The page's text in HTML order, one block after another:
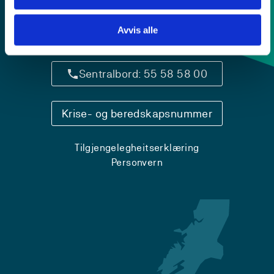
Avvis alle
Sentralbord: 55 58 58 00
Krise- og beredskapsnummer
Tilgjengelegheitserklæring
Personvern